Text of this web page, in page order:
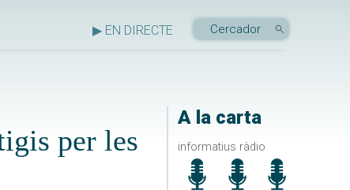
▶ EN DIRECTE
A la carta
informatius ràdio
per les